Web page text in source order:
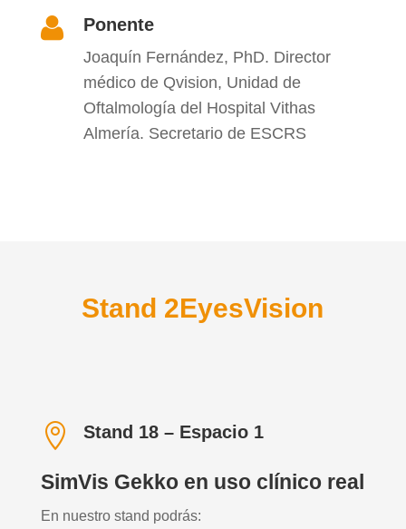
 Ponente
Joaquín Fernández, PhD. Director
médico de Qvision, Unidad de
Oftalmología del Hospital Vithas
Almería. Secretario de ESCRS
Stand 2EyesVision
 Stand 18 – Espacio 1
SimVis Gekko en uso clínico real
En nuestro stand podrás: